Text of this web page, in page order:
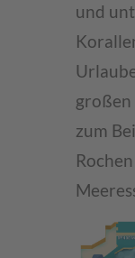
und
großen
zum